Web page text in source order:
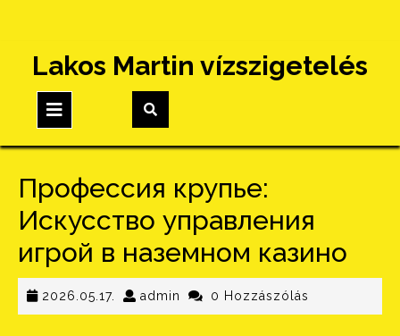
content
Lakos Martin vízszigetelés
Button
Профессия крупье:
Искусство управления
игрой в наземном казино
2026.05.17. 2026.05.17.
admin admin0 Hozzászólás